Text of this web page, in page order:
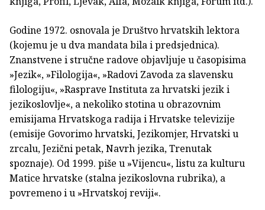
Godine 1972. osnovala je Društvo hrvatskih lektora
(kojemu je u dva mandata bila i predsjednica).
Znanstvene i stručne radove objavljuje u časopisima
»Jezik«, »Filologija«, »Radovi Zavoda za slavensku
filologiju«, »Rasprave Instituta za hrvatski jezik i
jezikoslovlje«, a nekoliko stotina u obrazovnim
emisijama Hrvatskoga radija i Hrvatske televizije
(emisije Govorimo hrvatski, Jezikomjer, Hrvatski u
zrcalu, Jezični petak, Navrh jezika, Trenutak
spoznaje). Od 1999. piše u »Vijencu«, listu za kulturu
Matice hrvatske (stalna jezikoslovna rubrika), a
povremeno i u »Hrvatskoj reviji«.